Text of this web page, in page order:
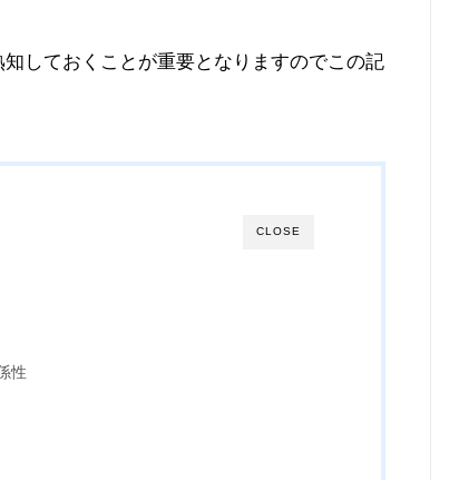
しておくことが重要となりますのでこの記
CLOSE
性